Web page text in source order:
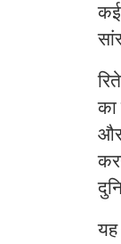
कई
का
और
यह